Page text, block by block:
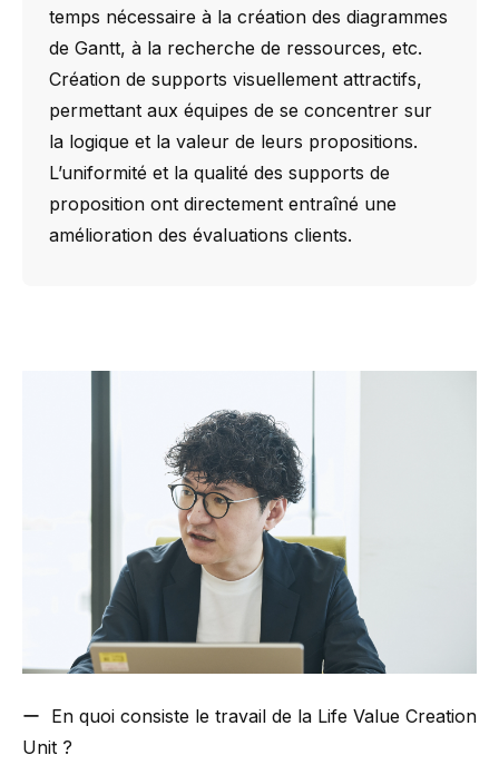
temps nécessaire à la création des diagrammes
de Gantt, à la recherche de ressources, etc.
Création de supports visuellement attractifs,
permettant aux équipes de se concentrer sur
la logique et la valeur de leurs propositions.
L’uniformité et la qualité des supports de
proposition ont directement entraîné une
amélioration des évaluations clients.
ー En quoi consiste le travail de la Life Value Creation
Unit ?